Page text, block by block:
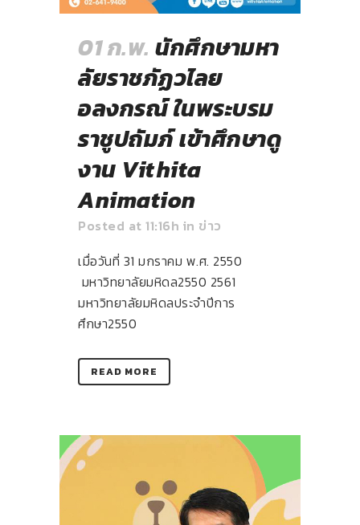
01 ก.พ. นักศึกษามหา
ลัยราชภัฏวไลย
อลงกรณ์ ในพระบรม
ราชูปถัมภ์ เข้าศึกษาดู
งาน Vithita
Animation
Posted at 11:16h in ข่าว
เมื่อวันที่ 31 มกราคม พ.ศ. 2550
มหาวิทยาลัยมหิดล2550 2561
มหาวิทยาลัยมหิดลประจำปีการ
ศึกษา2550
READ MORE